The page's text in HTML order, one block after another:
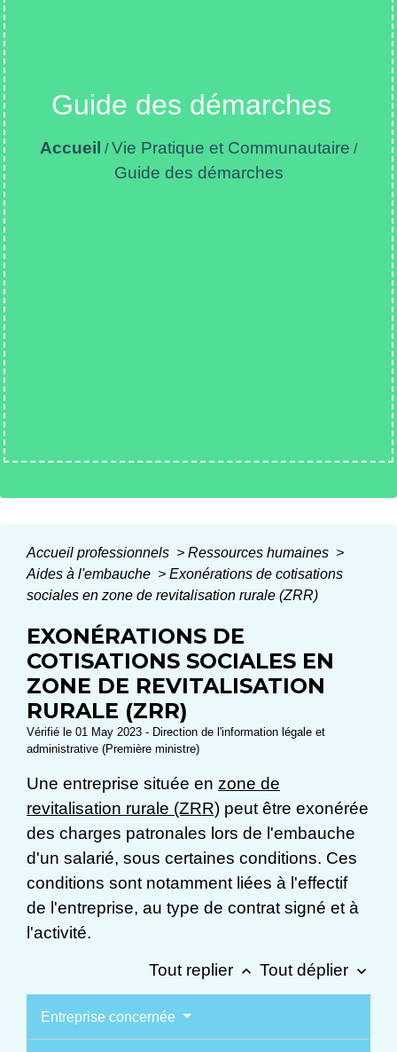
Guide des démarches
Accueil /Vie Pratique et Communautaire /
Guide des démarches
Accueil professionnels > Ressources humaines >
Aides à l'embauche > Exonérations de cotisations
sociales en zone de revitalisation rurale (ZRR)
EXONÉRATIONS DE
COTISATIONS SOCIALES EN
ZONE DE REVITALISATION
RURALE (ZRR)
Vérifié le 01 May 2023 - Direction de l'information légale et
administrative (Première ministre)
Une entreprise située en zone de
revitalisation rurale (ZRR) peut être exonérée
des charges patronales lors de l'embauche
d'un salarié, sous certaines conditions. Ces
conditions sont notamment liées à l'effectif
de l'entreprise, au type de contrat signé et à
l'activité.
Tout replier keyboard_arrow_up Tout déplier keyboard_arrow_down
Entreprise concernée